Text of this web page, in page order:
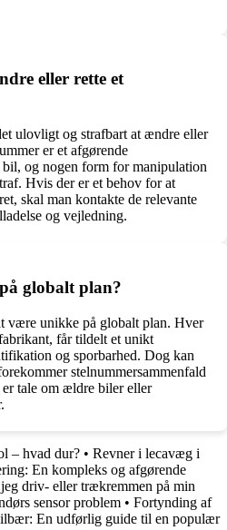
eller rette et
ulovligt og strafbart at ændre eller
er et afgørende
og nogen form for manipulation
Hvis der er et behov for at
skal man kontakte de relevante
og vejledning.
globalt plan?
være unikke på globalt plan. Hver
får tildelt et unikt
og sporbarhed. Dog kan
stelnummersammenfald
tale om ældre biler eller
– hvad dur? • Revner i lecavæg i
En kompleks og afgørende
driv- eller trækremmen på min
sensor problem • Fortynding af
En udførlig guide til en populær